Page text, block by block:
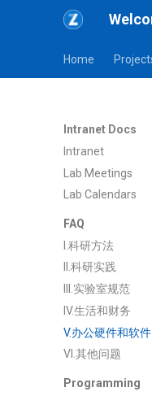
Home
Intranet Docs
Intranet
Lab Meetings
Lab Calendars
FAQ
I.科研方法
II.科研实践
III.实验室规范
IV.生活和财务
V.办公硬件和软件
VI.其他问题
Programming